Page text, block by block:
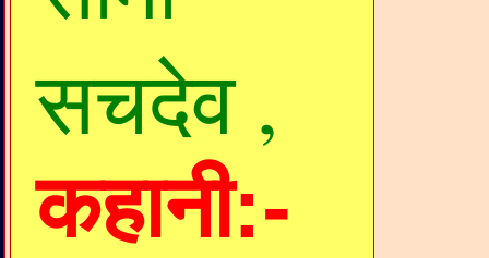
सचदेव ,
कहानी:-